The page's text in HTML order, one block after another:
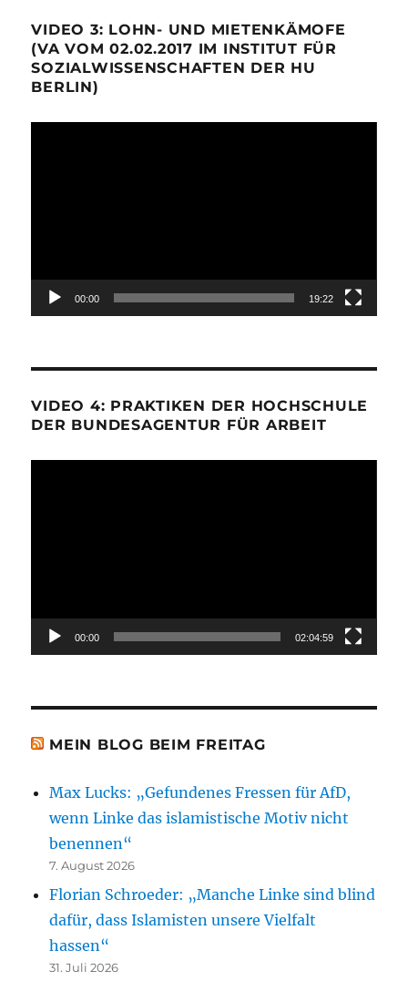
VIDEO 3: LOHN- UND MIETENKÄMOFE
(VA VOM 02.02.2017 IM INSTITUT FÜR
SOZIALWISSENSCHAFTEN DER HU
BERLIN)
00:00 19:22
VIDEO 4: PRAKTIKEN DER HOCHSCHULE
DER BUNDESAGENTUR FÜR ARBEIT
00:00 02:04:59
MEIN BLOG BEIM FREITAG
Max Lucks: „Gefundenes Fressen für AfD,
wenn Linke das islamistische Motiv nicht
benennen“
7. August 2026
Florian Schroeder: „Manche Linke sind blind
dafür, dass Islamisten unsere Vielfalt
hassen“
31. Juli 2026